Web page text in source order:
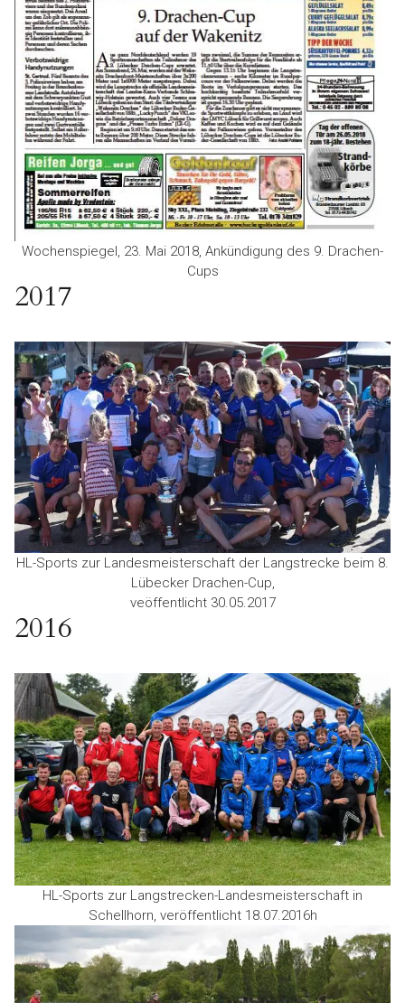
Wochenspiegel, 23. Mai 2018, Ankündigung des 9. Drachen-
Cups
2017
HL-Sports zur Landesmeisterschaft der Langstrecke beim 8.
Lübecker Drachen-Cup,
veöffentlicht 30.05.2017
2016
HL-Sports zur Langstrecken-Landesmeisterschaft in
Schellhorn, veröffentlicht 18.07.2016h